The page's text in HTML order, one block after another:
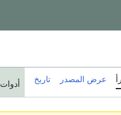
عرض المصدر تاريخ أدوات